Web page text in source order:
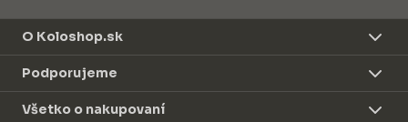
O Koloshop.sk
Podporujeme
Všetko o nakupovaní